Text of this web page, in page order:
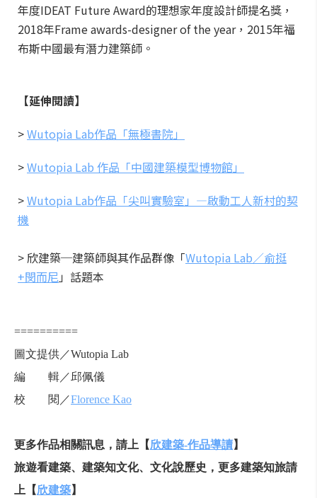
年度IDEAT Future Award的理想家年度設計師提名獎，
2018年Frame awards-designer of the year，2015年福
布斯中國最有潛力建築師。
【延伸閱讀】
>Wutopia Lab作品「無極書院」
>Wutopia Lab 作品「中國建築模型博物館」
>Wutopia Lab作品「尖叫實驗室」—啟動工人新村的契
機
> 欣建築─建築師與其作品群像「Wutopia Lab／俞挺
+閔而尼」話題本
==========
圖文提供／Wutopia Lab
編 輯／邱佩儀
校 閱／Florence Kao
更多作品相關訊息，請上【欣建築-作品導讀】
旅遊看建築、建築知文化、文化說歷史，更多建築知旅請
上【欣建築】